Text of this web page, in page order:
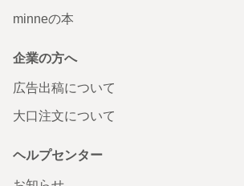
minneの本
企業の方へ
広告出稿について
大口注文について
ヘルプセンター